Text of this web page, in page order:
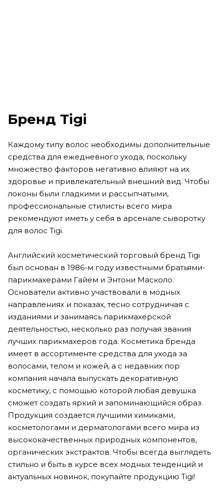
Бренд Tigi
Каждому типу волос необходимы дополнительные
средства для ежедневного ухода, поскольку
множество факторов негативно влияют на их
здоровье и привлекательный внешний вид. Чтобы
локоны были гладкими и рассыпчатыми,
профессиональные стилисты всего мира
рекомендуют иметь у себя в арсенале сыворотку
для волос Tigi.
Английский косметический торговый бренд Tigi
был основан в 1986-м году известными братьями-
парикмахерами Гайем и Энтони Масколо.
Основатели активно участвовали в модных
направлениях и показах, тесно сотрудничая с
изданиями и занимаясь парикмахерской
деятельностью, несколько раз получая звания
лучших парикмахеров года. Косметика бренда
имеет в ассортименте средства для ухода за
волосами, телом и кожей, а с недавних пор
компания начала выпускать декоративную
косметику, с помощью которой любая девушка
сможет создать яркий и запоминающийся образ.
Продукция создается лучшими химиками,
косметологами и дерматологами всего мира из
высококачественных природных компонентов,
органических экстрактов. Чтобы всегда выглядеть
стильно и быть в курсе всех модных тенденций и
актуальных новинок, покупайте продукцию Tigi!